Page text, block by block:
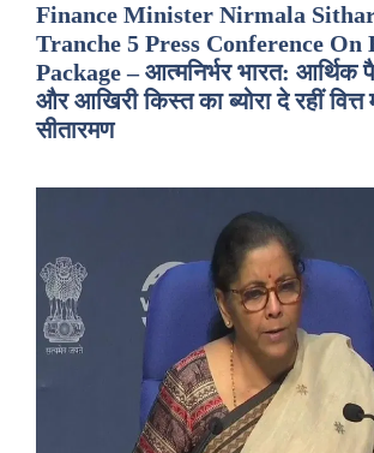
Finance Minister Nirmala
Tranche 5 Press Conference On
Package – आत्मनिर्भर भारत: आर्थिक
और आखिरी किस्त का ब्योरा दे रहीं वित्त
सीतारमण